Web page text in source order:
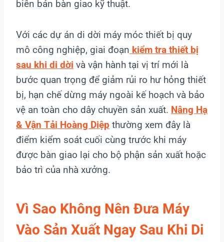
biên bản bàn giao kỹ thuật.
Với các dự án di dời máy móc thiết bị quy
mô công nghiệp, giai đoạn kiểm tra thiết bị
sau khi di dời và vận hành tại vị trí mới là
bước quan trọng để giảm rủi ro hư hỏng thiết
bị, hạn chế dừng máy ngoài kế hoạch và bảo
vệ an toàn cho dây chuyền sản xuất. Nâng Hạ
& Vận Tải Hoàng Diệp thường xem đây là
điểm kiểm soát cuối cùng trước khi máy
được bàn giao lại cho bộ phận sản xuất hoặc
bảo trì của nhà xưởng.
Vì Sao Không Nên Đưa Máy
Vào Sản Xuất Ngay Sau Khi Di